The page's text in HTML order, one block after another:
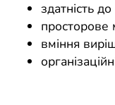
здатність
просторове
вміння